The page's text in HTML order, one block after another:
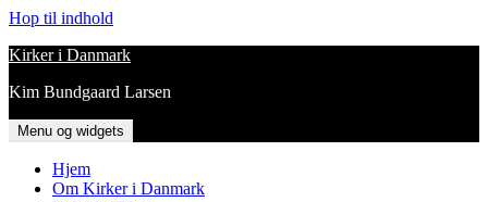
Hop til indhold
Kirker i Danmark
Kim Bundgaard Larsen
Menu og widgets
Hjem
Om Kirker i Danmark